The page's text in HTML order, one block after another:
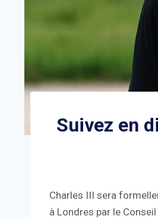
Suivez en
Charles III sera
à Londres par le